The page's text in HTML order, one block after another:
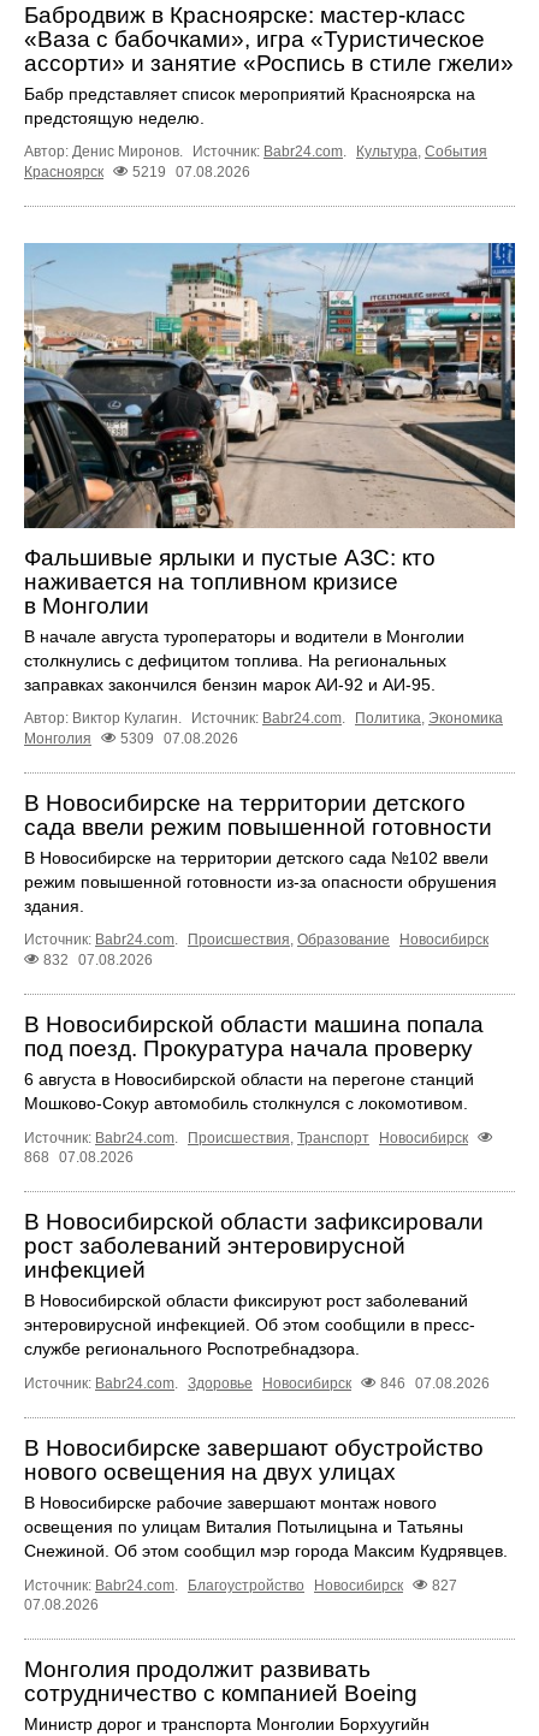
Бабродвиж в Красноярске: мастер-класс
«Ваза с бабочками», игра «Туристическое
ассорти» и занятие «Роспись в стиле гжели»
Бабр представляет список мероприятий Красноярска на
предстоящую неделю.
Автор: Денис Миронов. Источник: Babr24.com. Культура, События
Красноярск
5219 07.08.2026
Фальшивые ярлыки и пустые АЗС: кто
наживается на топливном кризисе
в Монголии
В начале августа туроператоры и водители в Монголии
столкнулись с дефицитом топлива. На региональных
заправках закончился бензин марок АИ-92 и АИ-95.
Автор: Виктор Кулагин. Источник: Babr24.com Политика Экономика
Монголия
5309 07.08.2026
В Новосибирске на территории детского
сада ввели режим повышенной готовности
В Новосибирске на территории детского сада №102 ввели
режим повышенной готовности из-за опасности обрушения
здания.
Источник: Babr24.com. Происшествия, Образование
Новосибирск
832
07.08.2026
В Новосибирской области машина попала
под поезд. Прокуратура начала проверку
6 августа в Новосибирской области на перегоне станций
Мошково-Сокур автомобиль столкнулся с локомотивом.
Источник: Babr24.com. Происшествия, Транспорт
Новосибирск
868
07.08.2026
В Новосибирской области зафиксировали
рост заболеваний энтеровирусной
инфекцией
В Новосибирской области фиксируют рост заболеваний
энтеровирусной инфекцией. Об этом сообщили в пресс-
службе регионального Роспотребнадзора.
Источник: Babr24.com. Здоровье Новосибирск 846 07.08.2026
В Новосибирске завершают обустройство
нового освещения на двух улицах
В Новосибирске рабочие завершают монтаж нового
освещения по улицам Виталия Потылицына и Татьяны
Снежиной. Об этом сообщил мэр города Максим Кудрявцев.
Источник: Babr24.com. Благоустройство Новосибирск
827
07.08.2026
Монголия продолжит развивать
сотрудничество с компанией Boeing
Министр дорог и транспорта Монголии Борхуугийн